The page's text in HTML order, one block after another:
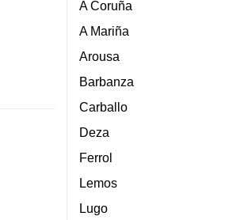
A Coruña
A Mariña
Arousa
Barbanza
Carballo
Deza
Ferrol
Lemos
Lugo